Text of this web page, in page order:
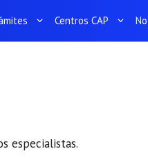
Centros CAP
especialistas.